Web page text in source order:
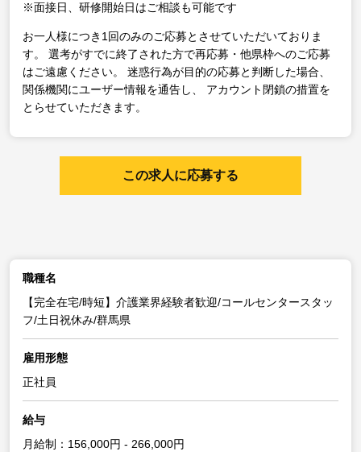
※面接日、研修開始日はご相談も可能です
お一人様につき1回のみのご応募とさせていただいておりま
す。
選考がすでに終了された方で再応募・他県枠へのご応募
はご遠慮ください。
迷惑行為が目的の応募と判断した場合、
関係機関にユーザー情報を通告し、
アカウント閉鎖の措置を
とらせていただきます。
この求人に応募する
職種名
【完全在宅/時短】介護業界経験者歓迎/コールセンタースタッ
フ/土日祝休み/群馬県
雇用形態
正社員
給与
月給制：156,000円 - 266,000円